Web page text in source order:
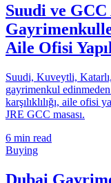
Suudi ve GCC
Aile Ofisi
Suudi, Kuveytli,
gayrimenkul
karşılıklılığı, aile ofisi
JRE GCC masası.
6 min read
Buying
Dubai